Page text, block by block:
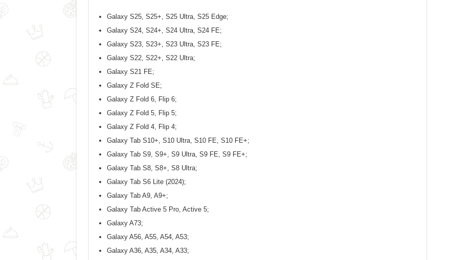
Galaxy S25, S25+, S25 Ultra, S25 Edge;
Galaxy S24, S24+, S24 Ultra, S24 FE;
Galaxy S23, S23+, S23 Ultra, S23 FE;
Galaxy S22, S22+, S22 Ultra;
Galaxy S21 FE;
Galaxy Z Fold SE;
Galaxy Z Fold 6, Flip 6;
Galaxy Z Fold 5, Flip 5;
Galaxy Z Fold 4, Flip 4;
Galaxy Tab S10+, S10 Ultra, S10 FE, S10 FE+;
Galaxy Tab S9, S9+, S9 Ultra, S9 FE, S9 FE+;
Galaxy Tab S8, S8+, S8 Ultra;
Galaxy Tab S6 Lite (2024);
Galaxy Tab A9, A9+;
Galaxy Tab Active 5 Pro, Active 5;
Galaxy A73;
Galaxy A56, A55, A54, A53;
Galaxy A36, A35, A34, A33;